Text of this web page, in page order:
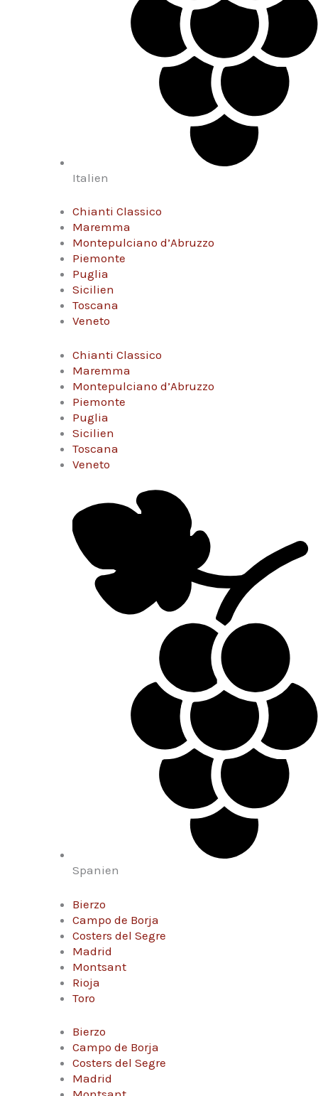
Italien
Chianti Classico
Maremma
Montepulciano d’Abruzzo
Piemonte
Puglia
Sicilien
Toscana
Veneto
Chianti Classico
Maremma
Montepulciano d’Abruzzo
Piemonte
Puglia
Sicilien
Toscana
Veneto
Spanien
Bierzo
Campo de Borja
Costers del Segre
Madrid
Montsant
Rioja
Toro
Bierzo
Campo de Borja
Costers del Segre
Madrid